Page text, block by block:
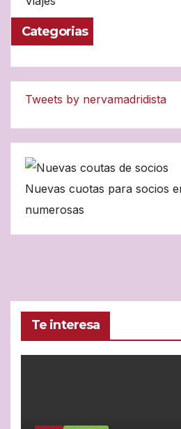
Categorias
Tweets by nervamadridista
Nuevas cuotas para socios
numerosas
Te interesa